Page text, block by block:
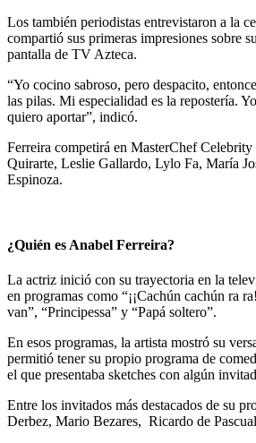
Los también periodistas entrevistaron a la
compartió sus primeras impresiones sobre
pantalla de TV Azteca.
“Yo cocino sabroso, pero despacito,
las pilas. Mi especialidad es la repostería.
quiero aportar”, indicó.
Ferreira competirá en MasterChef
Quirarte, Leslie Gallardo, Lylo Fa, María
Espinoza.
¿Quién es Anabel Ferreira?
La actriz inició con su trayectoria en la
en programas como “¡¡Cachún cachún ra
van”, “Principessa” y “Papá soltero”.
En esos programas, la artista mostró su
permitió tener su propio programa de
el que presentaba sketches con algún
Entre los invitados más destacados de su
Derbez, Mario Bezares, Ricardo de